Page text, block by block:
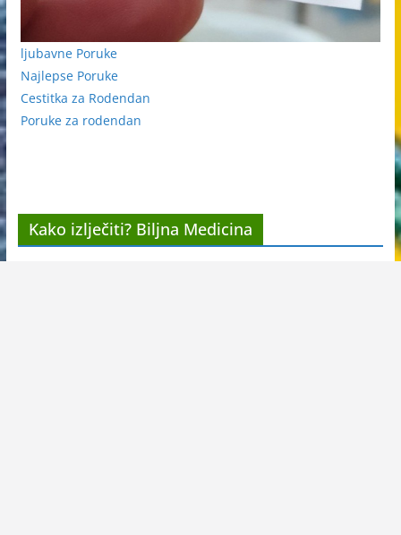
ljubavne Poruke
Najlepse Poruke
Cestitka za Rodendan
Poruke za rodendan
Kako izlječiti? Biljna Medicina